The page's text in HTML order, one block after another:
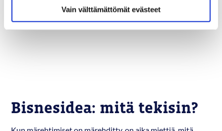
Vain välttämättömät evästeet
Bisnesidea: mitä tekisin?